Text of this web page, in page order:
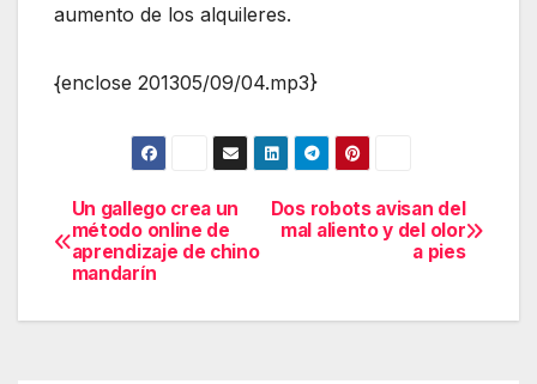
aumento de los alquileres.
{enclose 201305/09/04.mp3}
Navegación
de
entradas
Dos robots avisan del
mal aliento y del olor
a pies
Un gallego crea un
método online de
aprendizaje de chino
mandarín